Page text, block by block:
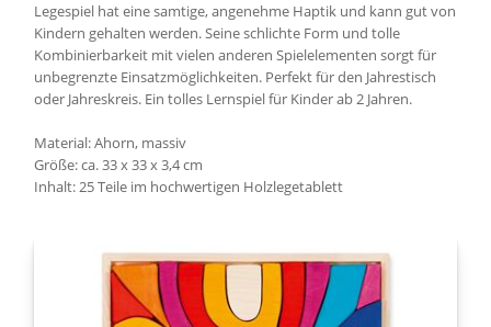
Legespiel hat eine samtige, angenehme Haptik und kann gut von
Kindern gehalten werden. Seine schlichte Form und tolle
Kombinierbarkeit mit vielen anderen Spielelementen sorgt für
unbegrenzte Einsatzmöglichkeiten. Perfekt für den Jahrestisch
oder Jahreskreis. Ein tolles Lernspiel für Kinder ab 2 Jahren.
Material: Ahorn, massiv
Größe: ca. 33 x 33 x 3,4 cm
Inhalt: 25 Teile im hochwertigen Holzlegetablett